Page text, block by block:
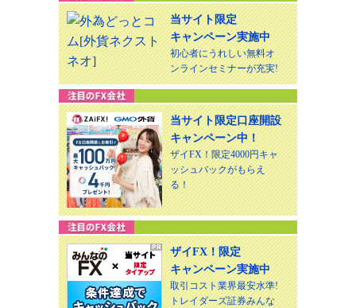
当サイト限定
キャンペーン実施中
初心者にうれしい無料オ
ンラインセミナーが充実!
当サイト限定口座開設
キャンペーン中！
ザイFX！限定4000円キャ
ッシュバックがもらえ
る！
ザイFX！限定
キャンペーン実施中
取引コスト業界最安水準!
トレイダーズ証券みんな